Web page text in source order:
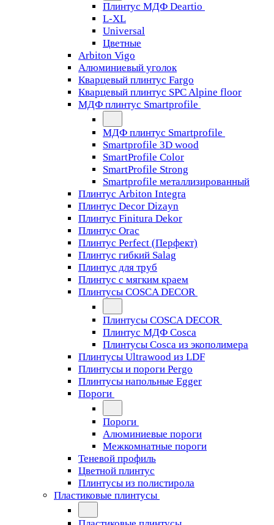
Плинтус МДФ Deartio
L-XL
Universal
Цветные
Arbiton Vigo
Алюминиевый уголок
Кварцевый плинтус Fargo
Кварцевый плинтус SPC Alpine floor
МДФ плинтус Smartprofile
МДФ плинтус Smartprofile
Smartprofile 3D wood
SmartProfile Color
SmartProfile Strong
Smartprofile металлизированный
Плинтус Arbiton Integra
Плинтус Decor Dizayn
Плинтус Finitura Dekor
Плинтус Orac
Плинтус Perfect (Перфект)
Плинтус гибкий Salag
Плинтус для труб
Плинтус с мягким краем
Плинтусы COSCA DECOR
Плинтусы COSCA DECOR
Плинтус МДФ Cosca
Плинтусы Cosca из экополимера
Плинтусы Ultrawood из LDF
Плинтусы и пороги Pergo
Плинтусы напольные Egger
Пороги
Пороги
Алюминиевые пороги
Межкомнатные пороги
Теневой профиль
Цветной плинтус
Плинтусы из полистирола
Пластиковые плинтусы